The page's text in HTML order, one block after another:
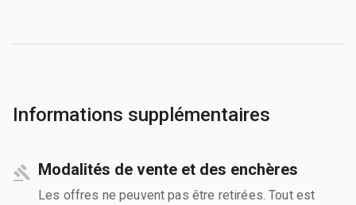
Informations supplémentaires
Modalités de vente et des enchères
Les offres ne peuvent pas être retirées. Tout est